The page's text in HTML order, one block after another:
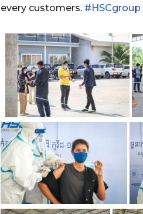
every customers. #HSCgroup